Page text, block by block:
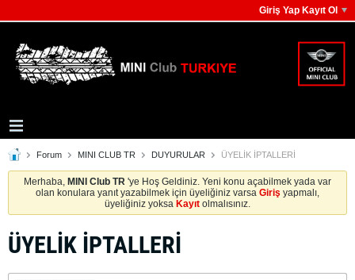
Giriş Yap Kayıt Ol
Forum MINI CLUB TR DUYURULAR ÜYELİK İPTALLERİ
Merhaba, MINI Club TR 'ye Hoş Geldiniz. Yeni konu açabilmek yada var
olan konulara yanıt yazabilmek için üyeliğiniz varsa Giriş yapmalı,
üyeliğiniz yoksa Kayıt olmalısınız.
ÜYELİK İPTALLERİ